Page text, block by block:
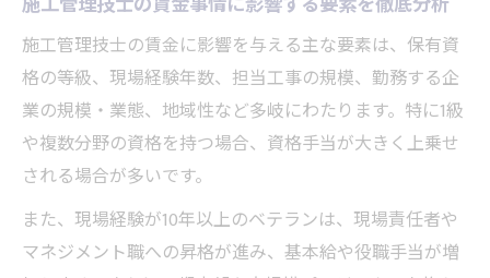
施工管理技士が資格難易度で選ぶ年収アッ
プ方法
施工管理技士資格別の賃金格差とキャリア
の差
施工管理技士の難易度が高い資格の価値を
再確認
施工管理技士の賃金に影響を与える主な要素は、保有資
格の等級、現場経験年数、担当工事の規模、勤務する企
業の規模・業態、地域性など多岐にわたります。特に1級
や複数分野の資格を持つ場合、資格手当が大きく上乗せ
される場合が多いです。
また、現場経験が10年以上のベテランは、現場責任者や
マネジメント職への昇格が進み、基本給や役職手当が増